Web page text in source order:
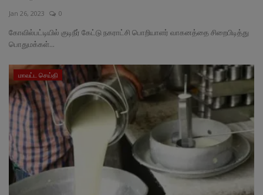
வேலைவாய்ப்பு
தொழில்நுட்பம்
மக்கள் புகார்கள்
சிறப்பு செய்திகள்
Jan 26, 2023 0
கோவில்பட்டியில் குடிநீர் கேட்டு நகராட்சி பொறியாளர் வாகனத்தை சிறைபிடித்து
பொதுமக்கள்...
மாவட்ட செய்தி